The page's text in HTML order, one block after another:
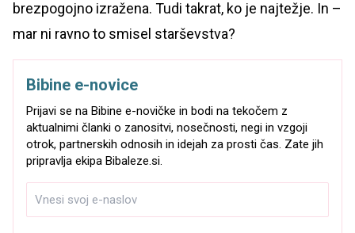
brezpogojno izražena. Tudi takrat, ko je najtežje. In –
mar ni ravno to smisel starševstva?
Bibine e-novice
Prijavi se na Bibine e-novičke in bodi na tekočem z
aktualnimi članki o zanositvi, nosečnosti, negi in vzgoji
otrok, partnerskih odnosih in idejah za prosti čas. Zate jih
pripravlja ekipa Bibaleze.si.